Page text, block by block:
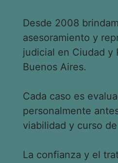
Desde 2008
asesoramiento y
judicial en Ciudad y
Buenos Aires.
Cada caso es
personalmente
viabilidad y curso
La confianza y el